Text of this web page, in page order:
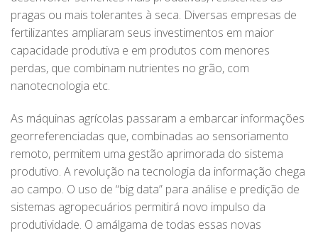
pragas ou mais tolerantes à seca. Diversas empresas de
fertilizantes ampliaram seus investimentos em maior
capacidade produtiva e em produtos com menores
perdas, que combinam nutrientes no grão, com
nanotecnologia etc.
As máquinas agrícolas passaram a embarcar informações
georreferenciadas que, combinadas ao sensoriamento
remoto, permitem uma gestão aprimorada do sistema
produtivo. A revolução na tecnologia da informação chega
ao campo. O uso de “big data” para análise e predição de
sistemas agropecuários permitirá novo impulso da
produtividade. O amálgama de todas essas novas